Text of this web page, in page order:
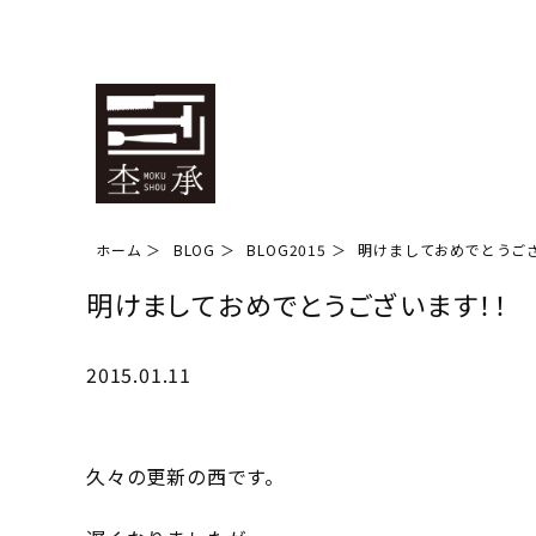
ホーム BLOG BLOG2015 明けましておめでとうご
明けましておめでとうございます！！
2015.01.11
久々の更新の西です。